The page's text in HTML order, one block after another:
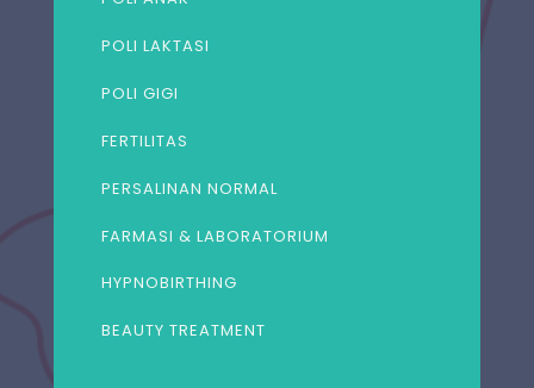
POLI LAKTASI
POLI GIGI
FERTILITAS
PERSALINAN NORMAL
FARMASI & LABORATORIUM
HYPNOBIRTHING
BEAUTY TREATMENT